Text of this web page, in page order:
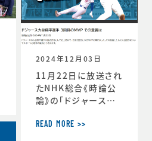
2024年12月03日
11月22日に放送され
たNHK総合《時論公
論》の「ドジャース大
MVP その意義は」内
READ MORE >>